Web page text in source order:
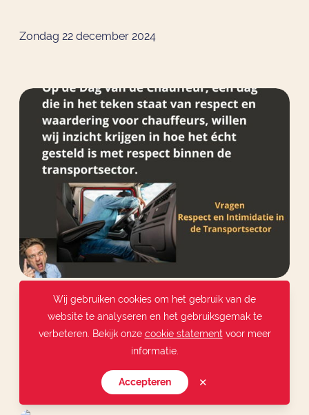
Zondag 22 december 2024
Respect en Intimidatie in de Transportsector
Maandag 9 december 2024
Wij gebruiken cookies om het gebruik van de
website te analyseren en het gebruiksgemak te
verbeteren. Bekijk onze cookie statement voor meer
informatie.
Accepteren ✕